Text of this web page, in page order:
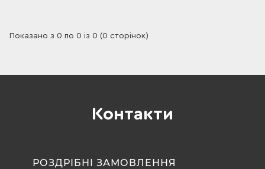
Показано з 0 по 0 із 0 (0 сторінок)
Контакти
РОЗДРІБНІ ЗАМОВЛЕННЯ